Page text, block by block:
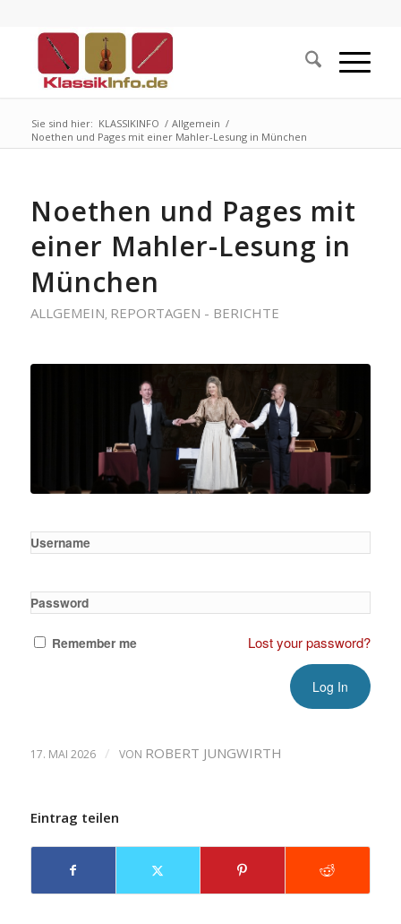
Sie sind hier: KLASSIKINFO / Allgemein /
Noethen und Pages mit einer Mahler-Lesung in München
Noethen und Pages mit
einer Mahler-Lesung in
München
ALLGEMEIN, REPORTAGEN - BERICHTE
Username
Password
Remember me Lost your password?
17. MAI 2026 / VON ROBERT JUNGWIRTH
Eintrag teilen